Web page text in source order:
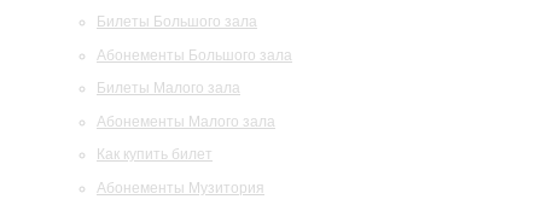
Билеты Большого зала
Абонементы Большого зала
Билеты Малого зала
Абонементы Малого зала
Как купить билет
Абонементы Музитория